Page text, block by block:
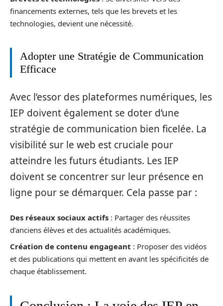
financements externes, tels que les brevets et les
technologies, devient une nécessité.
Adopter une Stratégie de Communication
Efficace
Avec l’essor des plateformes numériques, les
IEP doivent également se doter d’une
stratégie de communication bien ficelée. La
visibilité sur le web est cruciale pour
atteindre les futurs étudiants. Les IEP
doivent se concentrer sur leur présence en
ligne pour se démarquer. Cela passe par :
Des réseaux sociaux actifs : Partager des réussites
d’anciens élèves et des actualités académiques.
Création de contenu engageant : Proposer des vidéos
et des publications qui mettent en avant les spécificités de
chaque établissement.